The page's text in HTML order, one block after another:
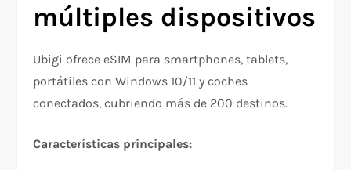
múltiples dispositivos
Ubigi ofrece eSIM para smartphones, tablets,
portátiles con Windows 10/11 y coches
conectados, cubriendo más de 200 destinos.​
Características principales: